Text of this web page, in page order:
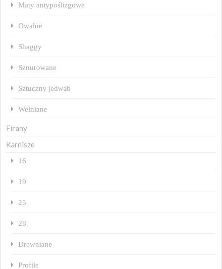
Maty antypoślizgowe
Owalne
Shaggy
Sznurowane
Sztuczny jedwab
Wełniane
Firany
Karnisze
16
19
25
28
Drewniane
Profile